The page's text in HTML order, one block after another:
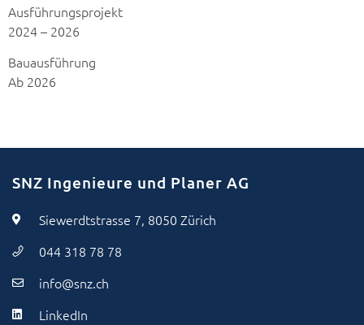
Ausführungsprojekt
2024 – 2026
Bauausführung
Ab 2026
SNZ Ingenieure und Planer AG
Siewerdtstrasse 7, 8050 Zürich
044 318 78 78
info@snz.ch
LinkedIn